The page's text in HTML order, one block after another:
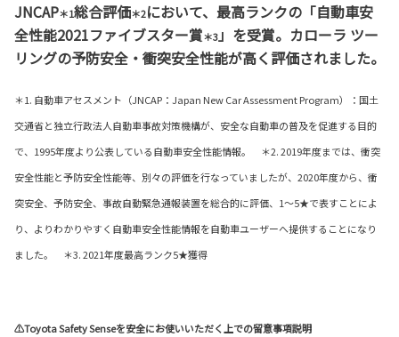
JNCAP＊1総合評価＊2において、最高ランクの「自動車安
全性能2021ファイブスター賞＊3」を受賞。カローラ ツー
リングの予防安全・衝突安全性能が高く評価されました。
＊1. 自動車アセスメント（JNCAP：Japan New Car Assessment Program）：国土
交通省と独立行政法人自動車事故対策機構が、安全な自動車の普及を促進する目的
で、1995年度より公表している自動車安全性能情報。 ＊2. 2019年度までは、衝突
安全性能と予防安全性能等、別々の評価を行なっていましたが、2020年度から、衝
突安全、予防安全、事故自動緊急通報装置を総合的に評価、1～5★で表すことによ
り、よりわかりやすく自動車安全性能情報を自動車ユーザーへ提供することになり
ました。 ＊3. 2021年度最高ランク5★獲得
⚠Toyota Safety Senseを安全にお使いいただく上での留意事項説明